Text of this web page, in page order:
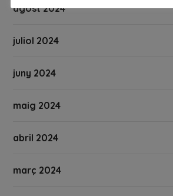
agost 2024
juliol 2024
juny 2024
maig 2024
abril 2024
març 2024